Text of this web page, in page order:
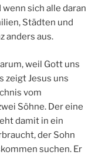
sich alle daran
Städten und
anders aus.
weil Gott uns
zeigt Jesus uns
vom
Söhne. Der eine
damit in ein
der Sohn
suchen. Er